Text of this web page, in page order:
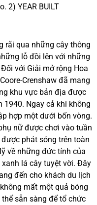
2) YEAR BUILT
rãi qua những cây thông
lỗ đồi lên với những
với Giải mở rộng Hoa
Crenshaw đã mang
khu vực bản địa được
1940. Ngay cả khi không
hợp một dưới bốn vòng.
nữ được chơi vào tuần
phát sóng trên toàn
về những đức tính của
lá cây tuyệt vời. Đây
đến cho khách du lịch
mất một quả bóng
sẵn sàng để tổ chức